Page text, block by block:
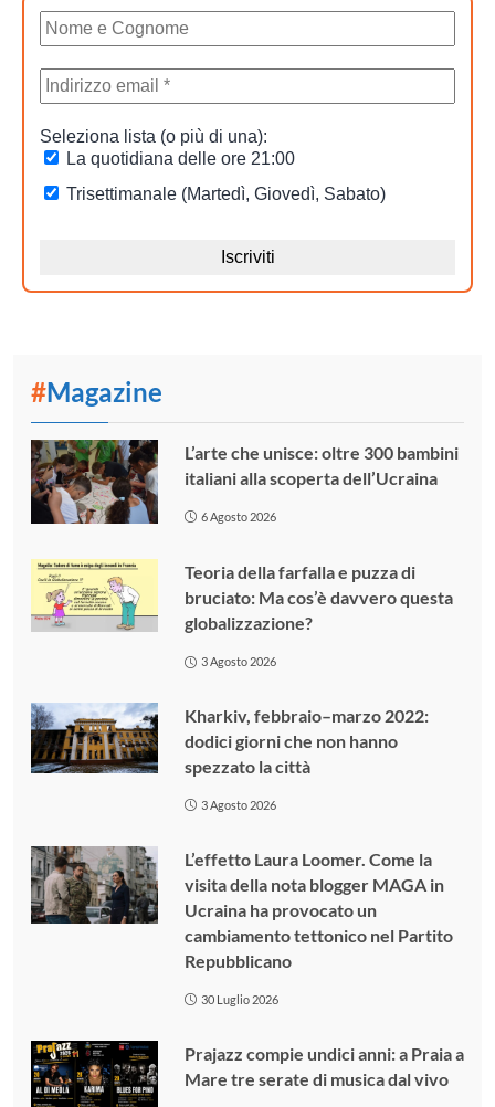
#Magazine
L’arte che unisce: oltre 300 bambini
italiani alla scoperta dell’Ucraina
6 Agosto 2026
Teoria della farfalla e puzza di
bruciato: Ma cos’è davvero questa
globalizzazione?
3 Agosto 2026
Kharkiv, febbraio–marzo 2022:
dodici giorni che non hanno
spezzato la città
3 Agosto 2026
L’effetto Laura Loomer. Come la
visita della nota blogger MAGA in
Ucraina ha provocato un
cambiamento tettonico nel Partito
Repubblicano
30 Luglio 2026
Prajazz compie undici anni: a Praia a
Mare tre serate di musica dal vivo